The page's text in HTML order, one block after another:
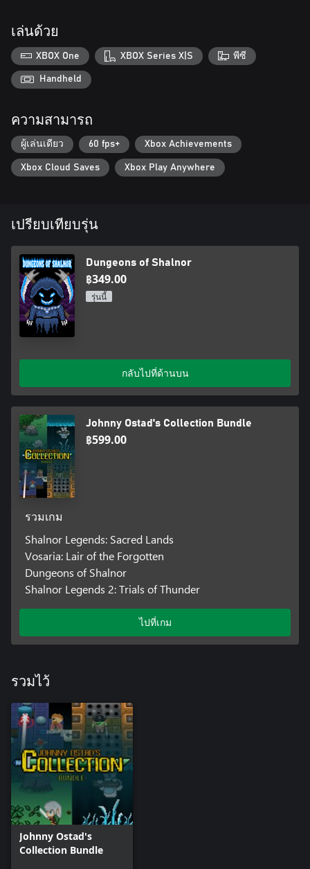
เล่นด้วย
XBOX One XBOX Series X|S พีซี
Handheld
ความสามารถ
ผู้เล่นเดียว 60 fps+ Xbox Achievements
Xbox Cloud Saves Xbox Play Anywhere
เปรียบเทียบรุ่น
Dungeons of Shalnor
฿349.00
รุ่นนี้
กลับไปที่ด้านบน
Johnny Ostad's Collection Bundle
฿599.00
รวมเกม
Shalnor Legends: Sacred Lands
Vosaria: Lair of the Forgotten
Dungeons of Shalnor
Shalnor Legends 2: Trials of Thunder
ไปที่เกม
รวมไว้
Johnny Ostad's
Collection Bundle